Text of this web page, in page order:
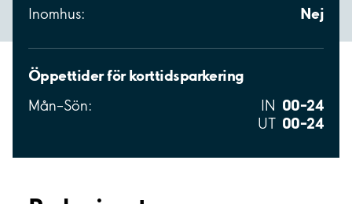
Inomhus: Nej
Öppettider för korttidsparkering
Mån–Sön: IN 00–24
UT 00–24